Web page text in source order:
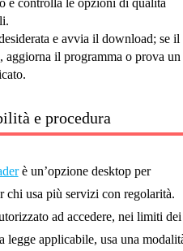
e controlla le opzioni di qualità
e avvia il download; se il
aggiorna il programma o prova un
e procedura
è un’opzione desktop per
chi usa più servizi con regolarità.
ad accedere, nei limiti dei
legge applicabile, usa una